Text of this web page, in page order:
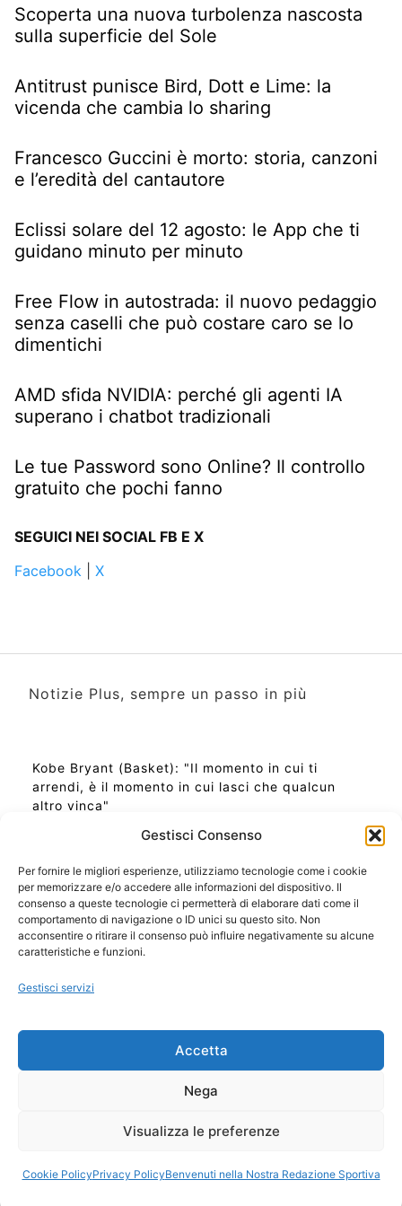
Gestisci Consenso
Per fornire le migliori esperienze, utilizziamo tecnologie come i cookie
per memorizzare e/o accedere alle informazioni del dispositivo. Il
consenso a queste tecnologie ci permetterà di elaborare dati come il
comportamento di navigazione o ID unici su questo sito. Non
acconsentire o ritirare il consenso può influire negativamente su alcune
caratteristiche e funzioni.
Gestisci servizi
Accetta
Nega
Visualizza le preferenze
Cookie PolicyPrivacy PolicyBenvenuti nella Nostra Redazione Sportiva
Scoperta una nuova turbolenza nascosta
sulla superficie del Sole
Antitrust punisce Bird, Dott e Lime: la
vicenda che cambia lo sharing
Francesco Guccini è morto: storia, canzoni
e l’eredità del cantautore
Eclissi solare del 12 agosto: le App che ti
guidano minuto per minuto
Free Flow in autostrada: il nuovo pedaggio
senza caselli che può costare caro se lo
dimentichi
AMD sfida NVIDIA: perché gli agenti IA
superano i chatbot tradizionali
Le tue Password sono Online? Il controllo
gratuito che pochi fanno
SEGUICI NEI SOCIAL FB E X
Facebook
X
Notizie Plus, sempre un passo in più
Kobe Bryant (Basket): "Il momento in cui ti
arrendi, è il momento in cui lasci che qualcun
altro vinca"
Ora Esatta in Italia in questo momento
Ti Senti Strano Ultimamente? Potrebbe Essere per
la Risonanza di Schumann
Come Sapere Se Stai Ascendendo alla Quinta
Copyright 2026 NotiziePlus.com
📰 Contenuto Umano Verificato
Privacy Coockie
Pubblicità